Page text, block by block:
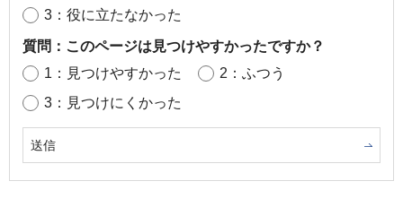
3：役に立たなかった
質問：このページは見つけやすかったですか？
1：見つけやすかった
2：ふつう
3：見つけにくかった